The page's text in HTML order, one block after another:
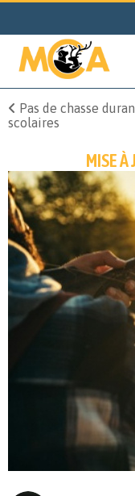
Pas de chasse
scolaires
MISE À